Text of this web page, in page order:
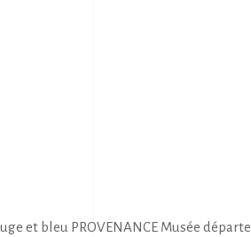
et bleu PROVENANCE Musée